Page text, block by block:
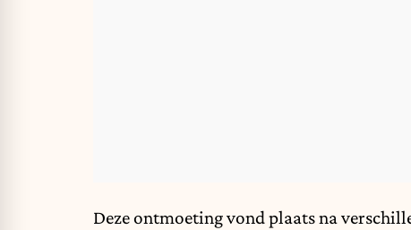
Deze ontmoeting vond plaats na